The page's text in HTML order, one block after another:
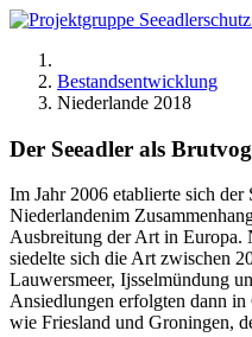
Bestandsentwicklung
Niederlande 2018
Der Seeadler als
Im Jahr 2006 etablierte sich
Niederlandenim
Ausbreitung der Art in Europa.
siedelte sich die Art zwischen
Lauwersmeer, Ijsselmündung
Ansiedlungen erfolgten dann in
wie Friesland und Groningen,